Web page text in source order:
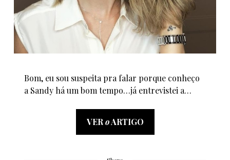
Bom, eu sou suspeita pra falar porque conheço
a Sandy há um bom tempo…já entrevistei a…
VER oARTIGO